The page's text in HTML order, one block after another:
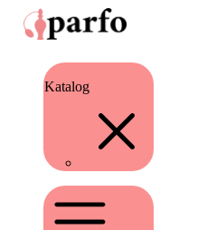
Katalog